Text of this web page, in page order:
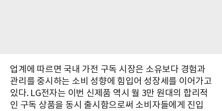
업계에 따르면 국내 가전 구독 시장은 소유보다 경험과
관리를 중시하는 소비 성향에 힘입어 성장세를 이어가고
있다. LG전자는 이번 신제품 역시 월 3만 원대의 합리적
인 구독 상품을 동시 출시함으로써 소비자들에게 진입